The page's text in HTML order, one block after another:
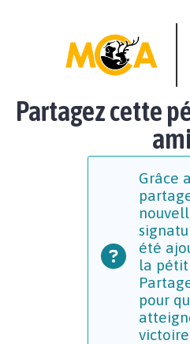
Partagez cette
Grâce
été
la
pour